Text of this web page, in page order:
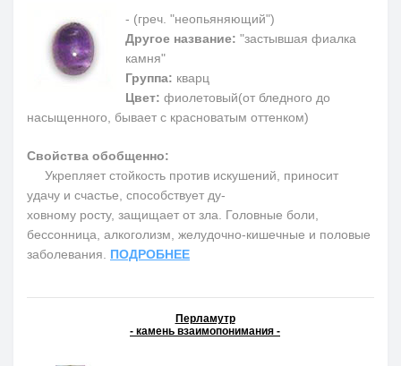
- (греч. "неопьяняющий")
Другое название: "застывшая фиалка
камня"
Группа: кварц
Цвет: фиолетовый(от бледного до
насыщенного, бывает с красноватым оттенком)
Свойства обобщенно:
Укрепляет стойкость против искушений, приносит
удачу и счастье, способствует ду-
ховному росту, защищает от зла. Головные боли,
бессонница, алкоголизм, желудочно-кишечные и половые
заболевания. ПОДРОБНЕЕ
Перламутр
- камень взаимопонимания -